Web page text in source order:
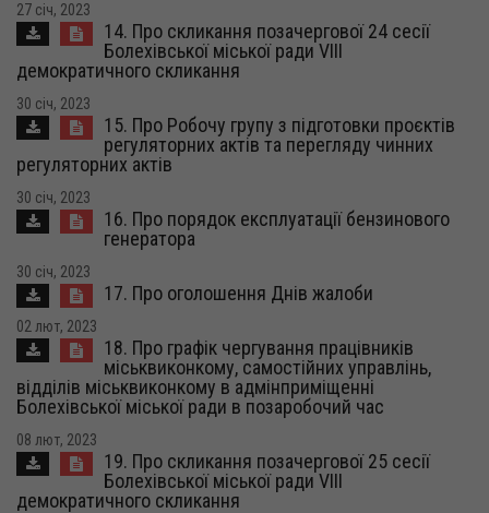
27 січ, 2023
14. Про скликання позачергової 24 сесії
Болехівської міської ради VІІI
демократичного скликання
30 січ, 2023
15. Про Робочу групу з підготовки проєктів
регуляторних актів та перегляду чинних
регуляторних актів
30 січ, 2023
16. Про порядок експлуатації бензинового
генератора
30 січ, 2023
17. Про оголошення Днів жалоби
02 лют, 2023
18. Про графік чергування працівників
міськвиконкому, самостійних управлінь,
відділів міськвиконкому в адмінприміщенні
Болехівської міської ради в позаробочий час
08 лют, 2023
19. Про скликання позачергової 25 сесії
Болехівської міської ради VІІI
демократичного скликання